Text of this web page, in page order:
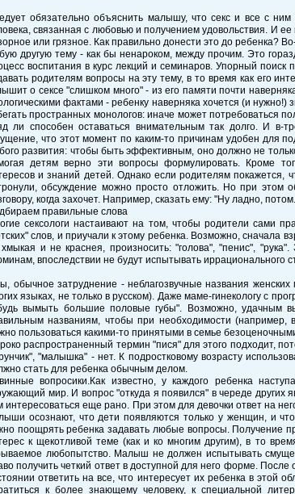
обязательно объяснить малышу, что секс и все с
связанная с любовью и получением удовольствия. И
или грязное. Как правильно донести это до ребенка?
другую тему - как бы ненароком, между прочим. Это
воспитания в курс лекций и семинаров. Упорный
родителям вопросы на эту тему, в то время как его
о сексе "слишком много" - из его памяти почти
фактами - ребенку наверняка хочется (и
пространных монологов: иначе может потребоваться
ли способен оставаться внимательным так долго. И в-
что этот момент по каким-то причинам удобен для
развития: чтобы быть эффективным, оно должно не
детям верно эти вопросы формулировать. Кроме
и знаний детей. Однако если родителям покажется,
обсуждение можно просто отложить. Но при этом
когда захочет. Например, сказать ему: "Ну ладно,
правильные слова
сексологи настаивают на том, чтобы родители сами
слов, и приучали к этому ребенка. Возможно, сначала
и не краснея, произносить: "голова", "пенис",
впоследствии не будут испытывать иррационального
обычное затруднение - неблагозвучные названия
языках, не только в русском). Даже маме-гинекологу с
вымыть большие половые губы". Возможно, удачным
названиям, чтобы при необходимости
пользоваться какими-то принятыми в семье
распространенный термин "пися" для этого подходит,
"малышка" - нет. К подростковому возрасту
стать для ребенка обычным делом.
вопросики.Как известно, у каждого ребенка
мир. И вопрос "откуда я появился" в череде других
интересоваться еще рано. При этом для девочки ответ на
осознают, что дети появляются только у женщин, и
поощрять ребенка задавать любые вопросы. Получение
к щекотливой теме (как и ко многим другим), в то
любопытство. Малыш не должен испытывать
получить четкий ответ в доступной для него форме.
ответить на все, что интересует их ребенка в этой
к более знающему человеку, к специальной